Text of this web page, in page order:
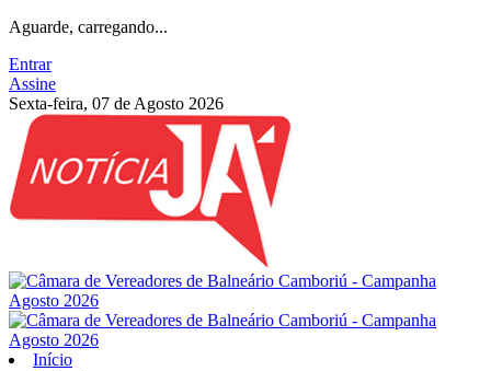
Aguarde, carregando...
Entrar
Assine
Sexta-feira, 07 de Agosto 2026
Início